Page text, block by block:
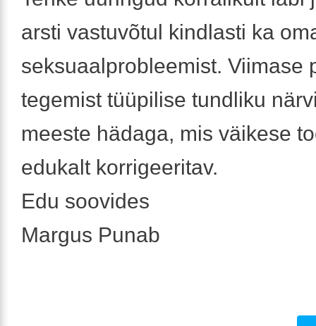
arsti vastuvõtul kindlasti ka
seksuaalprobleemist. Viimase
tegemist tüüpilise tundliku
meeste hädaga, mis väikese
edukalt korrigeeritav.
Edu soovides
Margus Punab